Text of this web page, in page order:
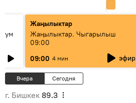
Жаңылыктар
Жаңылыктар. Чыгарылыш
09:00
09:00 4 мин эфир
Вчера Сегодня
г. Бишкек 89.3